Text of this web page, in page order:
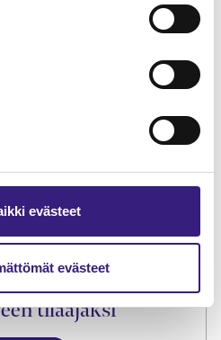
evästeet
evästeet
tilaajaksi